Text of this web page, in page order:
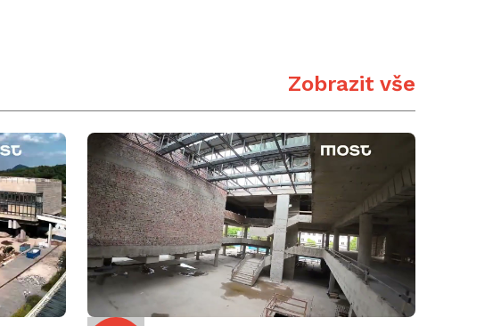
Zobrazit vše